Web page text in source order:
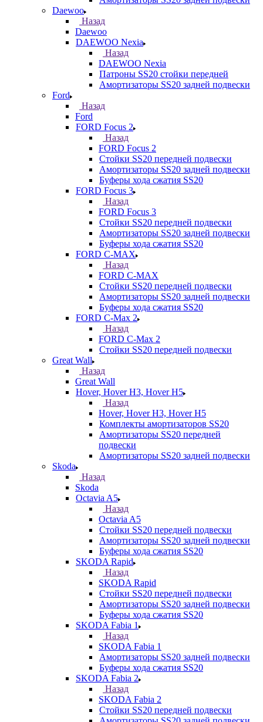
Daewoo
Назад
Daewoo
DAEWOO Nexia
Назад
DAEWOO Nexia
Патроны SS20 стойки передней
Амортизаторы SS20 задней подвески
Ford
Назад
Ford
FORD Focus 2
Назад
FORD Focus 2
Стойки SS20 передней подвески
Амортизаторы SS20 задней подвески
Буферы хода сжатия SS20
FORD Focus 3
Назад
FORD Focus 3
Стойки SS20 передней подвески
Амортизаторы SS20 задней подвески
Буферы хода сжатия SS20
FORD С-MAX
Назад
FORD С-MAX
Стойки SS20 передней подвески
Амортизаторы SS20 задней подвески
Буферы хода сжатия SS20
FORD C-Max 2
Назад
FORD C-Max 2
Стойки SS20 передней подвески
Great Wall
Назад
Great Wall
Hover, Hover H3, Hover H5
Назад
Hover, Hover H3, Hover H5
Комплекты амортизаторов SS20
Амортизаторы SS20 передней
подвески
Амортизаторы SS20 задней подвески
Skoda
Назад
Skoda
Octavia A5
Назад
Octavia A5
Стойки SS20 передней подвески
Амортизаторы SS20 задней подвески
Буферы хода сжатия SS20
SKODA Rapid
Назад
SKODA Rapid
Стойки SS20 передней подвески
Амортизаторы SS20 задней подвески
Буферы хода сжатия SS20
SKODA Fabia 1
Назад
SKODA Fabia 1
Амортизаторы SS20 задней подвески
Буферы хода сжатия SS20
SKODA Fabia 2
Назад
SKODA Fabia 2
Стойки SS20 передней подвески